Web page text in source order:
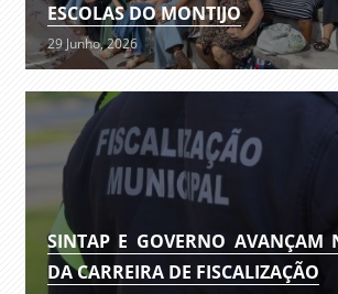
ESCOLAS DO MONTIJO
29 Junho, 2026
SINTAP E GOVERNO AVANÇAM
DA CARREIRA DE FISCALIZAÇÃO